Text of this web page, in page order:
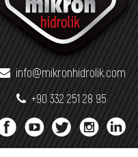
info@mikronhidrolik.com
+90 332 251 28 95